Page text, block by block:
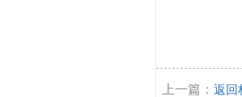
上一篇： 返回